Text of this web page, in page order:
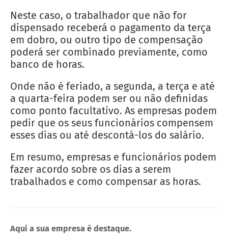
Neste caso, o trabalhador que não for
dispensado receberá o pagamento da terça
em dobro, ou outro tipo de compensação
poderá ser combinado previamente, como
banco de horas.
Onde não é feriado, a segunda, a terça e até
a quarta-feira podem ser ou não definidas
como ponto facultativo. As empresas podem
pedir que os seus funcionários compensem
esses dias ou até descontá-los do salário.
Em resumo, empresas e funcionários podem
fazer acordo sobre os dias a serem
trabalhados e como compensar as horas.
Aqui a sua empresa é destaque.